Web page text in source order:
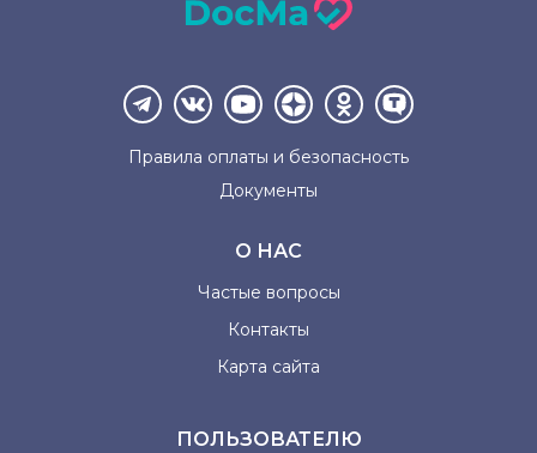
Правила оплаты и безопасность
Документы
О НАС
Частые вопросы
Контакты
Карта сайта
ПОЛЬЗОВАТЕЛЮ